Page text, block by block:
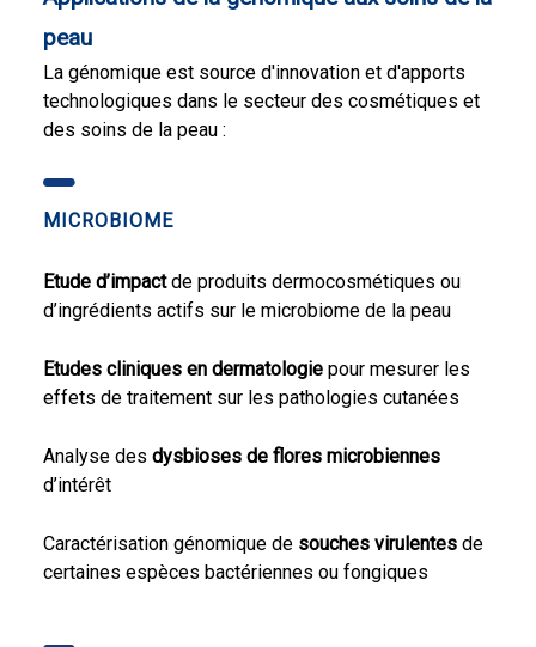
peau
La génomique est source d'innovation et d'apports
technologiques dans le secteur des cosmétiques et
des soins de la peau :
MICROBIOME
Etude d’impactde produits dermocosmétiques ou
d’ingrédients actifs sur le microbiome de la peau
Etudes cliniques en dermatologie pour mesurer les
effets de traitement sur les pathologies cutanées
Analyse des dysbioses de flores microbiennes
d’intérêt
Caractérisation génomique de souches virulentes de
certaines espèces bactériennes ou fongiques